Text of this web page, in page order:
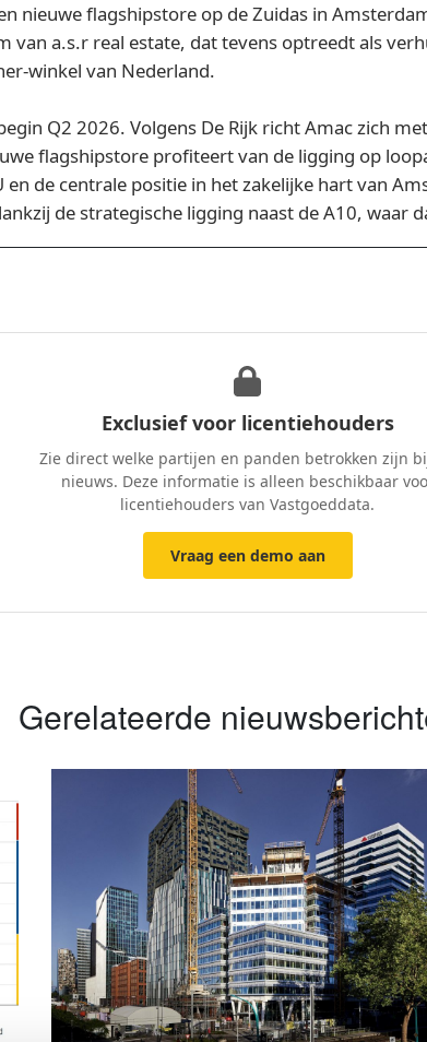
nieuwe flagshipstore op de Zuidas in
van a.s.r real estate, dat tevens optreedt als
van Nederland.
Q2 2026. Volgens De Rijk richt Amac zich
flagshipstore profiteert van de ligging op
de centrale positie in het zakelijke hart van
de strategische ligging naast de A10, waar
Exclusief voor licentiehouders
Zie direct welke partijen en panden betrokken zijn
nieuws. Deze informatie is alleen beschikbaar
licentiehouders van Vastgoeddata.
Vraag een demo aan
Gerelateerde